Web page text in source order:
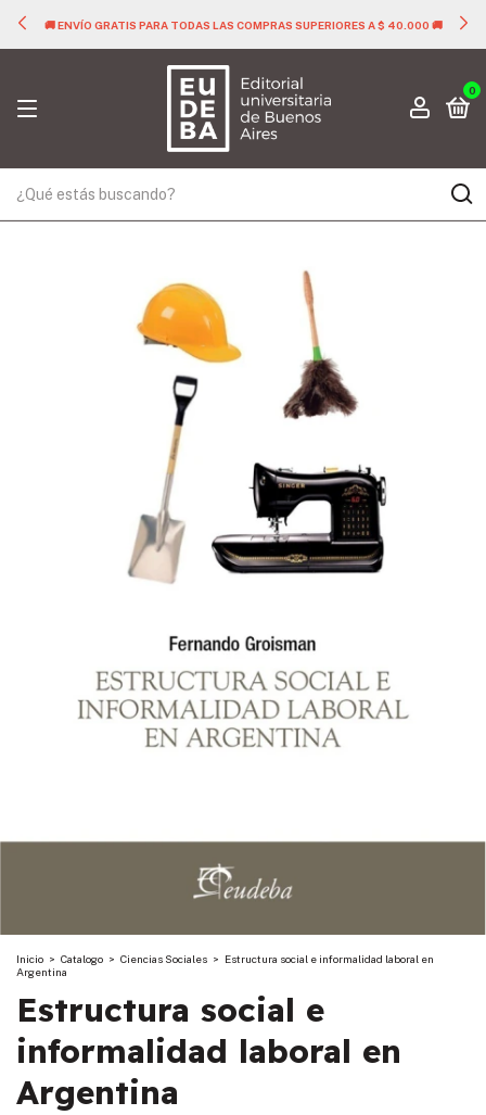
🚚 ENVÍO GRATIS PARA TODAS LAS COMPRAS SUPERIORES A $ 40.000 🚚
0
Inicio > Catalogo > Ciencias Sociales > Estructura social e informalidad laboral en
Argentina
Estructura social e
informalidad laboral en
Argentina